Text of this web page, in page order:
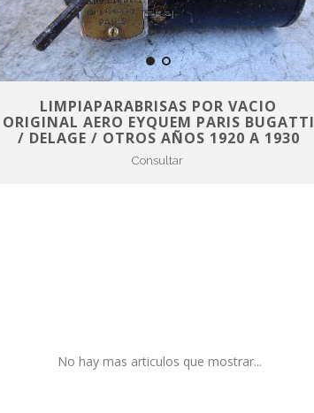
LIMPIAPARABRISAS POR VACIO
ORIGINAL AERO EYQUEM PARIS BUGATTI
/ DELAGE / OTROS AÑOS 1920 A 1930
Consultar
No hay mas articulos que mostrar...